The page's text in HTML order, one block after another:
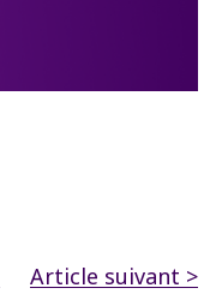
Article suivant >